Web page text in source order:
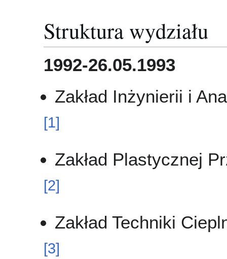
Struktura wydziału
1992-26.05.1993
Zakład Inżynierii i
[1]
Zakład Plastycznej
[2]
Zakład Techniki
[3]